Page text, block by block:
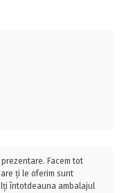
Facem tot
ți le oferim sunt
întotdeauna ambalajul